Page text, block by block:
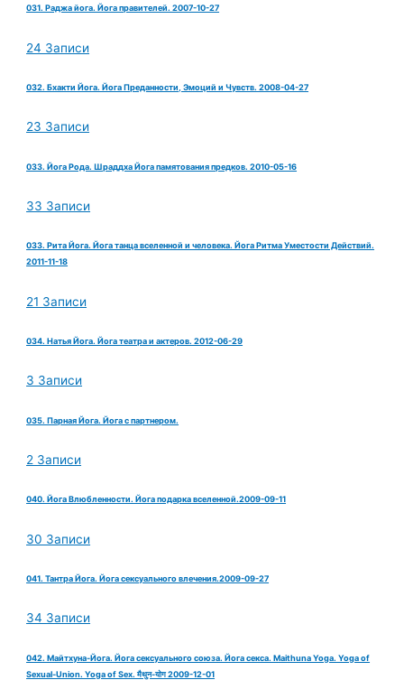
031. Раджа йога. Йога правителей. 2007-10-27
24 Записи
032. Бхакти Йога. Йога Преданности, Эмоций и Чувств. 2008-04-27
23 Записи
033. Йога Рода. Шраддха Йога памятования предков. 2010-05-16
33 Записи
033. Рита Йога. Йога танца вселенной и человека. Йога Ритма Уместости Действий.
2011-11-18
21 Записи
034. Натья Йога. Йога театра и актеров. 2012-06-29
3 Записи
035. Парная Йога. Йога с партнером.
2 Записи
040. Йога Влюбленности. Йога подарка вселенной.2009-09-11
30 Записи
041. Тантра Йога. Йога сексуального влечения.2009-09-27
34 Записи
042. Майтхуна-Йога. Йога сексуального союза. Йога секса. Maithuna Yoga. Yoga of
Sexual-Union. Yoga of Sex. मैथुन-योग 2009-12-01